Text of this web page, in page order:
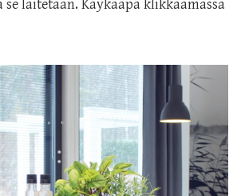
laitetaan. Käykääpä klikkaamassa